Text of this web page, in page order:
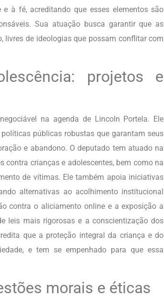
à fé, acreditando que esses elementos são
Sua atuação busca garantir que as
livres de ideologias que possam conflitar com
projetos e
na agenda de Lincoln Portela. Ele
públicas robustas que garantam seus
e abandono. O deputado tem atuado na
contra crianças e adolescentes, bem como na
de vítimas. Ele também apoia iniciativas
alternativas ao acolhimento institucional
contra o aliciamento online e a exposição a
leis mais rigorosas e a conscientização dos
que a proteção integral da criança e do
e tem se empenhado para que essa
morais e éticas